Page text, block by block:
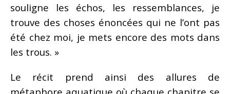
souligne les échos, les ressemblances, je
trouve des choses énoncées qui ne l’ont pas
été chez moi, je mets encore des mots dans
les trous. »
Le récit prend ainsi des allures de